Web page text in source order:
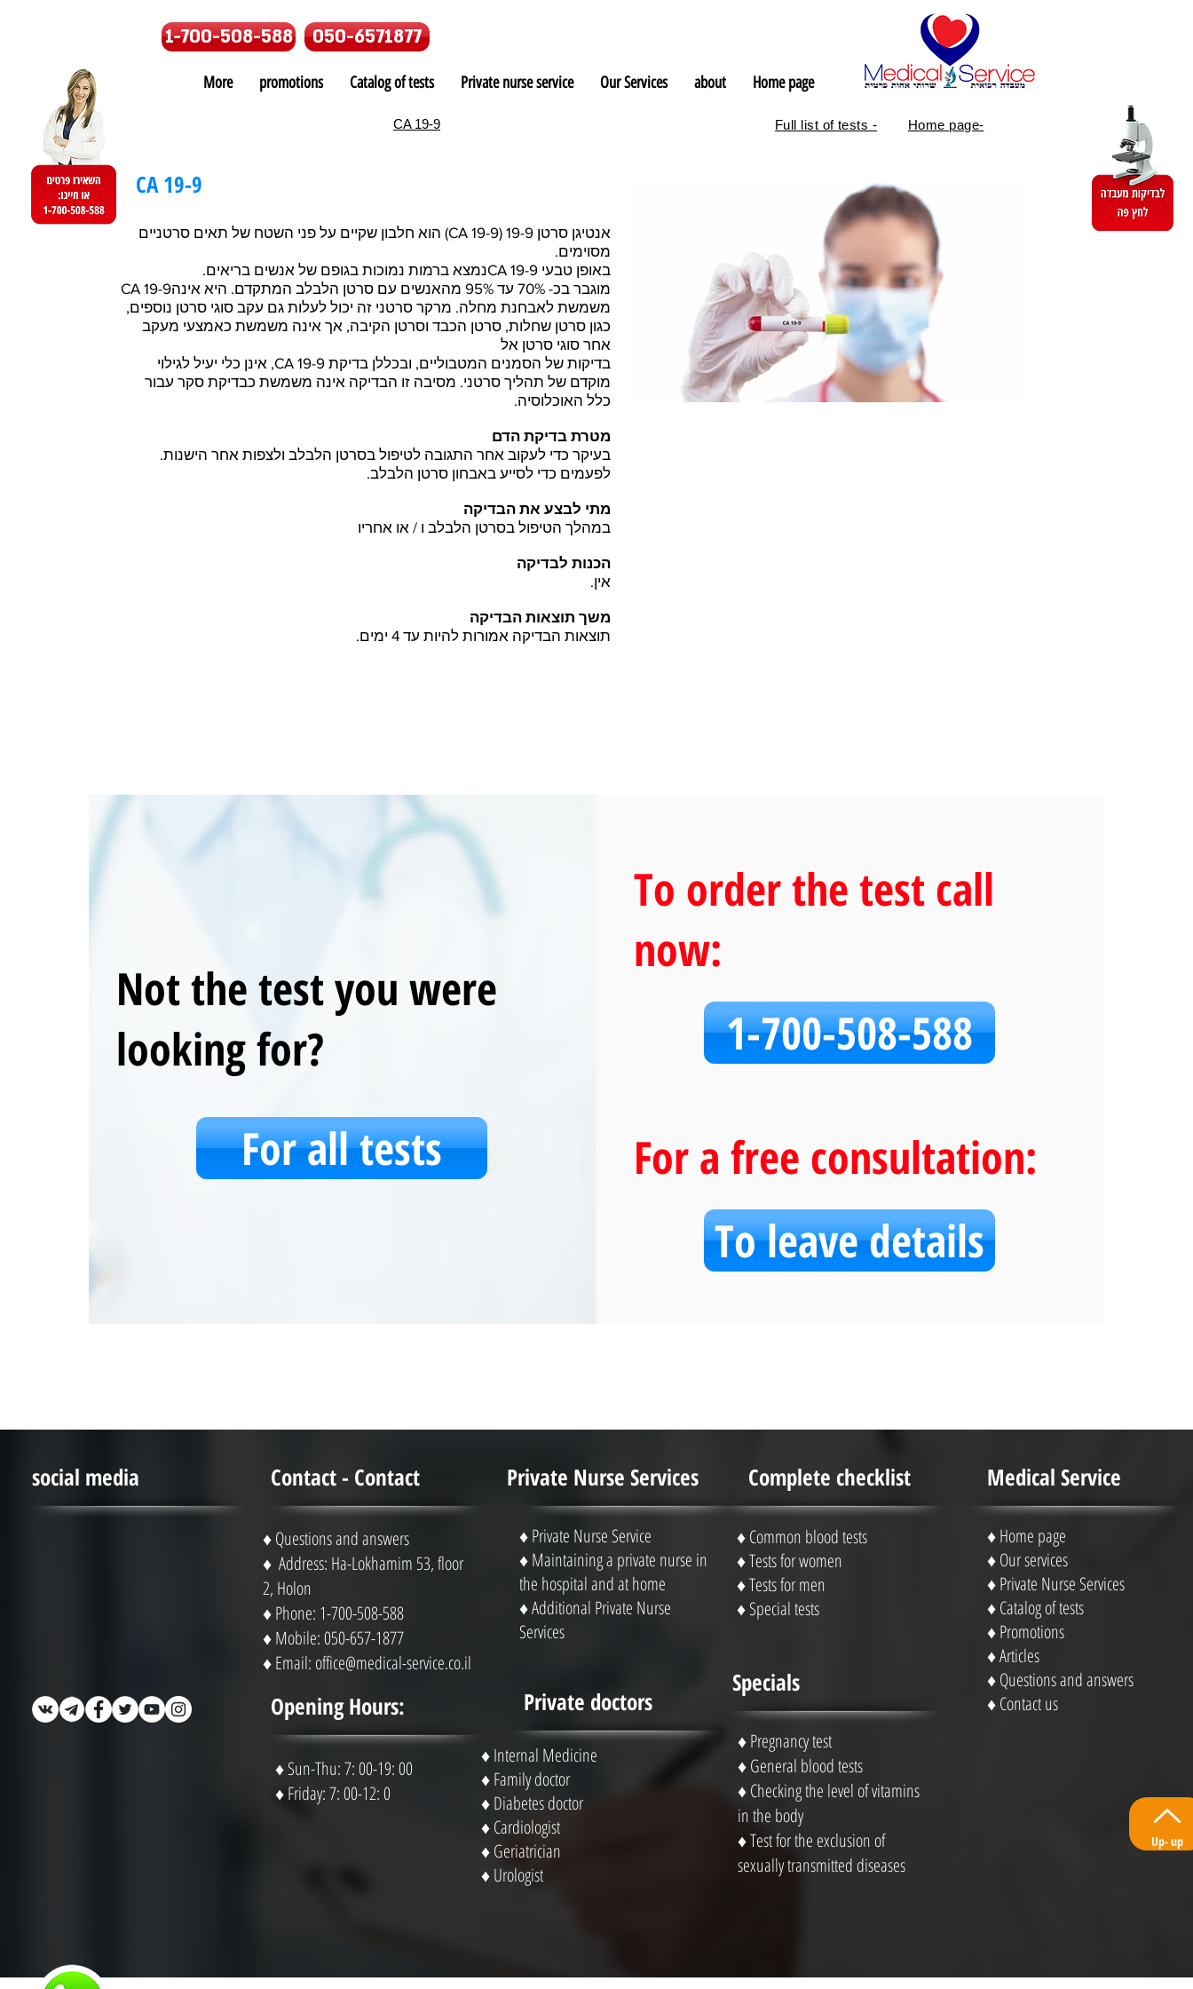
1-700-508-588 050-6571877
Home page
about
Our Services
Private nurse service
Catalog of tests
promotions
More
CA 19-9 Full list of tests - Home page-
CA 19-9
אנטיגן סרטן 19-9 (CA 19-9) הוא חלבון שקיים על פני השטח של תאים סרטניים
מסוימים.
באופן טבעי CA 19-9נמצא ברמות נמוכות בגופם של אנשים בריאים.
CA 19-9מוגבר בכ- 70% עד 95% מהאנשים עם סרטן הלבלב המתקדם. היא אינה
משמשת לאבחנת מחלה. מרקר סרטני זה יכול לעלות גם עקב סוגי סרטן נוספים,
כגון סרטן שחלות, סרטן הכבד וסרטן הקיבה, אך אינה משמשת כאמצעי מעקב
אחר סוגי סרטן אל
בדיקות של הסמנים המטבוליים, ובכללן בדיקת CA 19-9, אינן כלי יעיל לגילוי
מוקדם של תהליך סרטני. מסיבה זו הבדיקה אינה משמשת כבדיקת סקר עבור
כלל האוכלוסיה.
מטרת בדיקת הדם
בעיקר כדי לעקוב אחר התגובה לטיפול בסרטן הלבלב ולצפות אחר הישנות.
לפעמים כדי לסייע באבחון סרטן הלבלב.
מתי לבצע את הבדיקה
במהלך הטיפול בסרטן הלבלב ו / או אחריו
הכנות לבדיקה
אין.
משך תוצאות הבדיקה
תוצאות הבדיקה אמורות להיות עד 4 ימים.
Not the test you were
looking for?
For all tests
To order the test call
now:
1-700-508-588
For a free consultation:
To leave details
Private doctors
♦ Internal Medicine
♦ Family doctor
♦ Diabetes doctor
♦ Cardiologist
♦ Geriatrician
♦ Urologist
social media Contact - Contact
♦ Questions and answers
♦ Address: Ha-Lokhamim 53, floor
2, Holon
♦ Phone: 1-700-508-588
♦ Mobile: 050-657-1877
♦ Email: office@medical-service.co.il
Opening Hours:
♦ Sun-Thu: 7: 00-19: 00
♦ Friday: 7: 00-12: 0
Private Nurse Services
♦ Private Nurse Service
♦ Maintaining a private nurse in
the hospital and at home
♦ Additional Private Nurse
Services
Complete checklist
♦ Common blood tests
♦ Tests for women
♦ Tests for men
♦ Special tests
Specials
♦Pregnancy test
♦General blood tests
♦Checking the level of vitamins
in the body
♦Test for the exclusion of
sexually transmitted diseases
Medical Service
♦Home page
♦Our services
♦Private Nurse Services
♦ Catalog of tests
♦Promotions
♦Articles
♦Questions and answers
♦Contact us
Up- up